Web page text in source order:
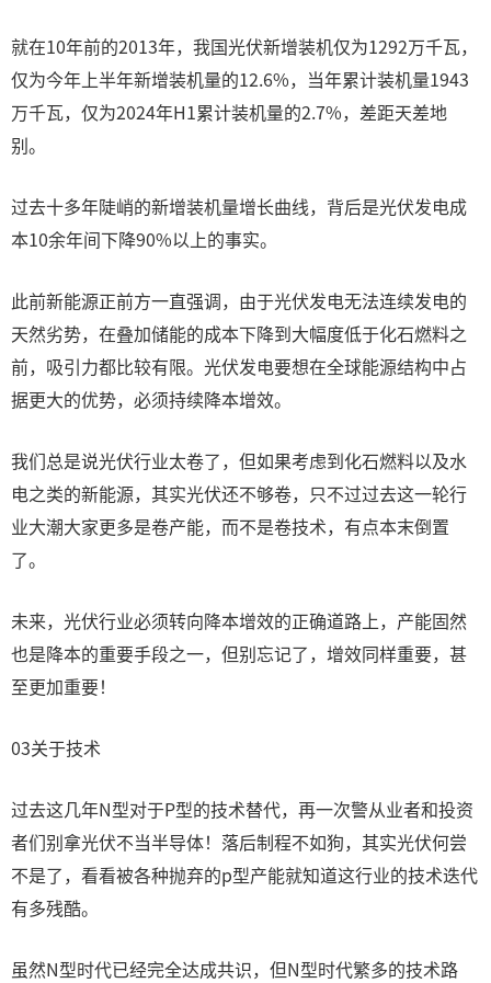
就在10年前的2013年，我国光伏新增装机仅为1292万千瓦，
仅为今年上半年新增装机量的12.6%，当年累计装机量1943
万千瓦，仅为2024年H1累计装机量的2.7%，差距天差地
别。
过去十多年陡峭的新增装机量增长曲线，背后是光伏发电成
本10余年间下降90%以上的事实。
此前新能源正前方一直强调，由于光伏发电无法连续发电的
天然劣势，在叠加储能的成本下降到大幅度低于化石燃料之
前，吸引力都比较有限。光伏发电要想在全球能源结构中占
据更大的优势，必须持续降本增效。
我们总是说光伏行业太卷了，但如果考虑到化石燃料以及水
电之类的新能源，其实光伏还不够卷，只不过过去这一轮行
业大潮大家更多是卷产能，而不是卷技术，有点本末倒置
了。
未来，光伏行业必须转向降本增效的正确道路上，产能固然
也是降本的重要手段之一，但别忘记了，增效同样重要，甚
至更加重要！
03关于技术
过去这几年N型对于P型的技术替代，再一次警从业者和投资
者们别拿光伏不当半导体！落后制程不如狗，其实光伏何尝
不是了，看看被各种抛弃的p型产能就知道这行业的技术迭代
有多残酷。
虽然N型时代已经完全达成共识，但N型时代繁多的技术路